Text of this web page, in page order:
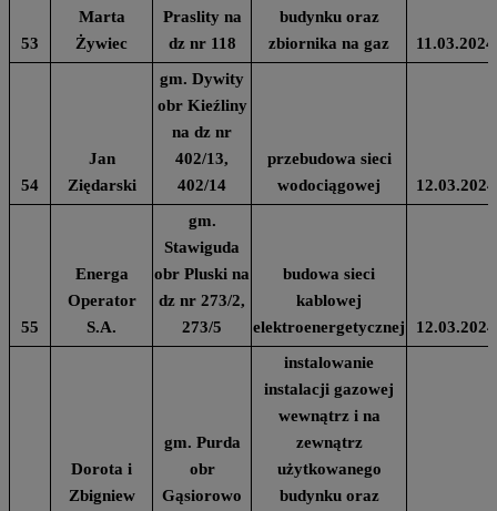
53
Marta
Żywiec
Praslity na
dz nr 118
budynku oraz
zbiornika na gaz
11.03.2024
54
Jan
Ziędarski
gm. Dywity
obr Kieźliny
na dz nr
402/13,
402/14
przebudowa sieci
wodociągowej
12.03.2024
55
Energa
Operator
S.A.
gm.
Stawiguda
obr Pluski na
dz nr 273/2,
273/5
budowa sieci
kablowej
elektroenergetycznej
12.03.2024
Dorota i
Zbigniew
gm. Purda
obr
Gąsiorowo
instalowanie
instalacji gazowej
wewnątrz i na
zewnątrz
użytkowanego
budynku oraz